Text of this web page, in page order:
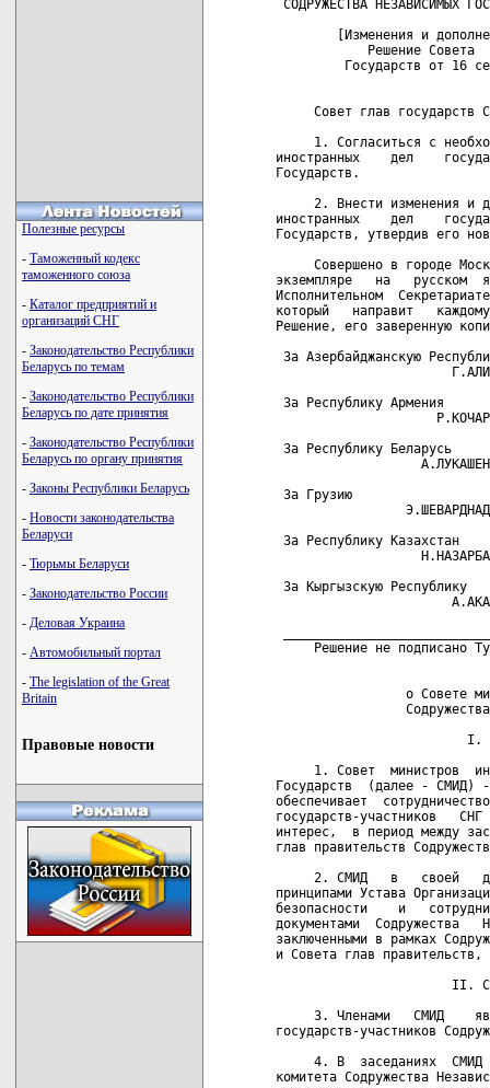
Полезные ресурсы
- Таможенный кодекс
таможенного союза
- Каталог предприятий и
организаций СНГ
- Законодательство Республики
Беларусь по темам
- Законодательство Республики
Беларусь по дате принятия
- Законодательство Республики
Беларусь по органу принятия
- Законы Республики Беларусь
- Новости законодательства
Беларуси
- Тюрьмы Беларуси
- Законодательство России
- Деловая Украина
- Автомобильный портал
- The legislation of the Great
Britain
Правовые новости